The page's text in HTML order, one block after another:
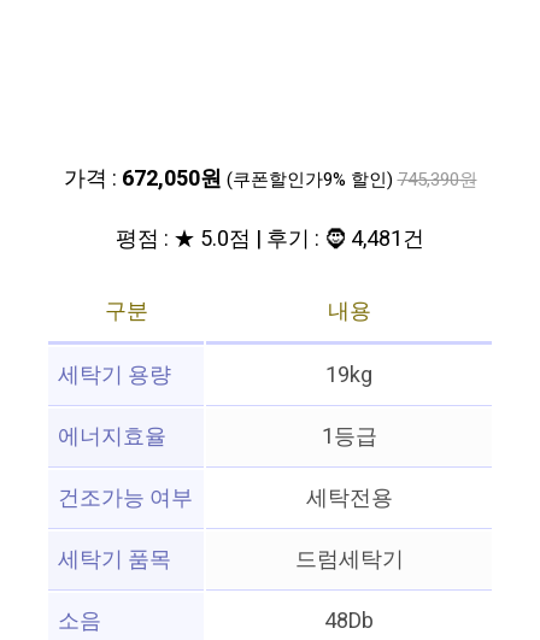
가격 : 672,050원 (쿠폰할인가9% 할인) 745,390원
평점 : ★ 5.0점 | 후기 : 🧔 4,481건
구분
내용
세탁기 용량
19kg
에너지효율
1등급
건조가능 여부
세탁전용
세탁기 품목
드럼세탁기
소음
48Db